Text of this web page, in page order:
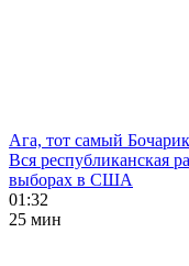
Ага, тот самый Бочарик
Вся республиканская
выборах в США
01:32
25 мин